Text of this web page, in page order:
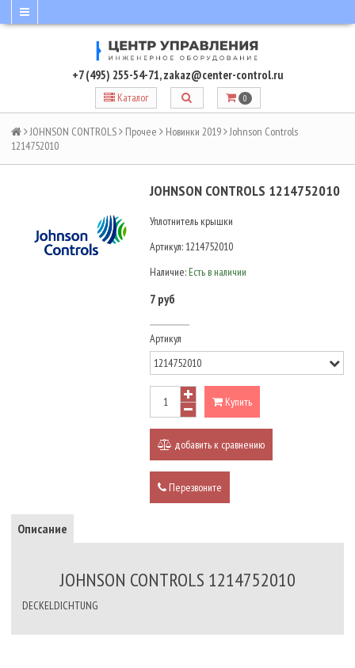
+7 (495) 255-54-71,zakaz@center-control.ru
Каталог 0
JOHNSON CONTROLS Прочее Новинки 2019
Johnson Controls
1214752010
JOHNSON CONTROLS 1214752010
Уплотнитель крышки
Артикул: 1214752010
Наличие: Есть в наличии
7 руб
Артикул
Купить
добавить к сравнению
Перезвоните
Описание
JOHNSON CONTROLS 1214752010
DECKELDICHTUNG